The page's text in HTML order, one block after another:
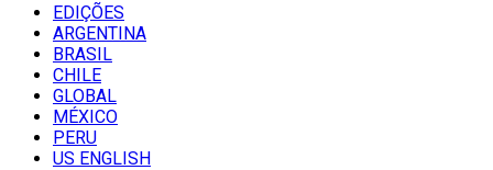
EDIÇÕES
ARGENTINA
BRASIL
CHILE
GLOBAL
MÉXICO
PERU
US ENGLISH